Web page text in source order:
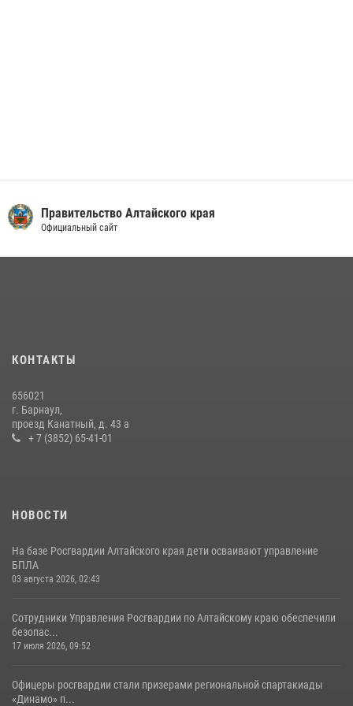
Правительство Алтайского края
Официальный сайт
КОНТАКТЫ
656021
г. Барнаул,
проезд Канатный, д. 43 а
+ 7 (3852) 65-41-01
НОВОСТИ
На базе Росгвардии Алтайского края дети осваивают управление
БПЛА
03 августа 2026, 02:43
Сотрудники Управления Росгвардии по Алтайскому краю обеспечили
безопас...
17 июля 2026, 09:52
Офицеры росгвардии стали призерами региональной спартакиады
«Динамо» п...